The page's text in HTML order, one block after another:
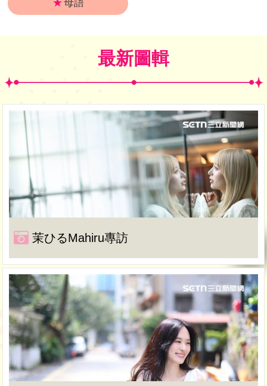
★母語
最新圖輯
茉ひるMahiru專訪